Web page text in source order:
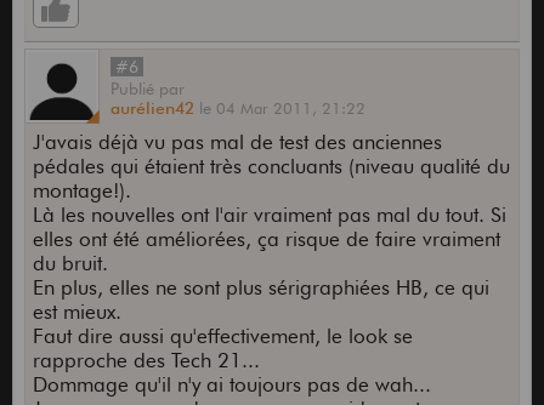
#6
Publié par
aurélien42 le 04 Mar 2011, 21:22
J'avais déjà vu pas mal de test des anciennes
pédales qui étaient très concluants (niveau qualité du
montage!).
Là les nouvelles ont l'air vraiment pas mal du tout. Si
elles ont été améliorées, ça risque de faire vraiment
du bruit.
En plus, elles ne sont plus sérigraphiées HB, ce qui
est mieux.
Faut dire aussi qu'effectivement, le look se
rapproche des Tech 21...
Dommage qu'il n'y ai toujours pas de wah...